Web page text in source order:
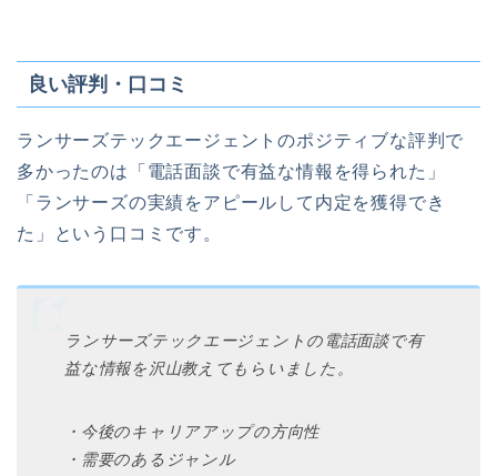
良い評判・口コミ
ランサーズテックエージェントのポジティブな評判で
多かったのは「電話面談で有益な情報を得られた」
「ランサーズの実績をアピールして内定を獲得でき
た」という口コミです。
ランサーズテックエージェントの電話面談で有
益な情報を沢山教えてもらいました。
・今後のキャリアアップの方向性
・需要のあるジャンル